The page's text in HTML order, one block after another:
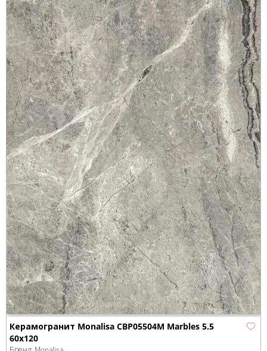
Керамогранит Monalisa CBP05504M Marbles 5.5
60x120